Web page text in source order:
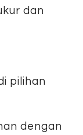
dan
pilihan
dengan